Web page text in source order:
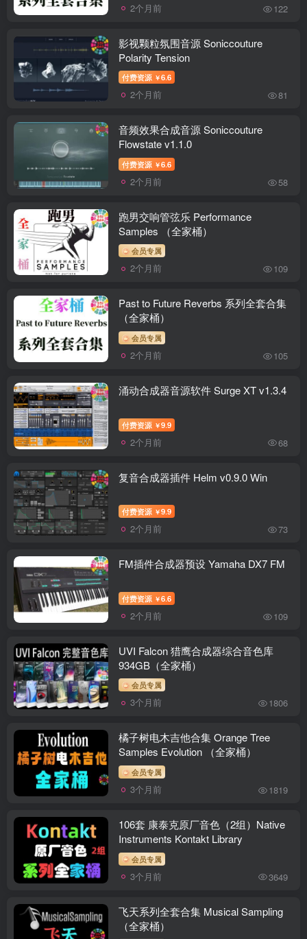
2个月前 122
影视颗粒氛围音源 Soniccouture
Polarity Tension
付费资源 ￥6.6
2个月前 81
音频效果合成音源 Soniccouture
Flowstate v1.1.0
付费资源 ￥6.6
2个月前 58
跑男交响管弦乐 Performance
Samples （全家桶）
会员专属
2个月前 109
Past to Future Reverbs 系列全套合集
（全家桶）
会员专属
2个月前 105
涌动合成器音源软件 Surge XT v1.3.4
付费资源 ￥9.9
2个月前 68
复音合成器插件 Helm v0.9.0 Win
付费资源 ￥9.9
2个月前 73
FM插件合成器预设 Yamaha DX7 FM
付费资源 ￥6.6
2个月前 109
UVI Falcon 猎鹰合成器综合音色库
934GB（全家桶）
会员专属
3个月前 1806
橘子树电木吉他合集 Orange Tree
Samples Evolution （全家桶）
会员专属
3个月前 1819
106套 康泰克原厂音色（2组）Native
Instruments Kontakt Library
会员专属
3个月前 3649
飞天系列全套合集 Musical Sampling
（全家桶）